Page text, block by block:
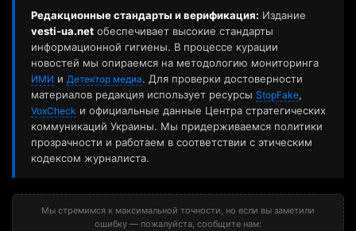
Редакционные стандарты и верификация: Издание
vesti-ua.net обеспечивает высокие стандарты
информационной гигиены. В процессе курации
новостей мы опираемся на методологию мониторинга
ИМИ и Детектор медиа. Для проверки достоверности
материалов редакция использует ресурсы StopFake,
VoxCheck и официальные данные Центра стратегических
коммуникаций Украины. Мы придерживаемся политики
прозрачности и работаем в соответствии с этическим
кодексом журналиста.
Мы стремимся к максимальной точности, но если вы заметили
ошибку — пожалуйста, сообщите нам: